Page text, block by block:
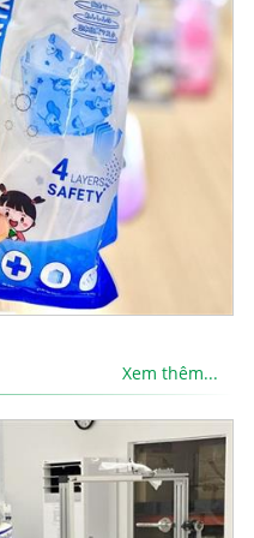
Xem thêm...